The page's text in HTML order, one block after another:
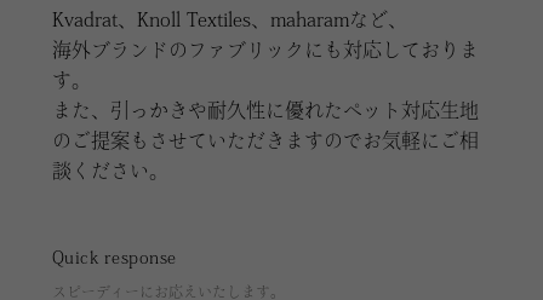
Kvadrat、Knoll Textiles、maharamなど、
海外ブランドのファブリックにも対応しておりま
す。
また、引っかきや耐久性に優れたペット対応生地
のご提案もさせていただきますのでお気軽にご相
談ください。
Quick response
スピーディーにお応えいたします。